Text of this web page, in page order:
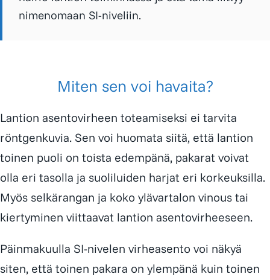
nimenomaan SI-niveliin.
Miten sen voi havaita?
Lantion asentovirheen toteamiseksi ei tarvita
röntgenkuvia. Sen voi huomata siitä, että lantion
toinen puoli on toista edempänä, pakarat voivat
olla eri tasolla ja suoliluiden harjat eri korkeuksilla.
Myös selkärangan ja koko ylävartalon vinous tai
kiertyminen viittaavat lantion asentovirheeseen.
Päinmakuulla SI-nivelen virheasento voi näkyä
siten, että toinen pakara on ylempänä kuin toinen